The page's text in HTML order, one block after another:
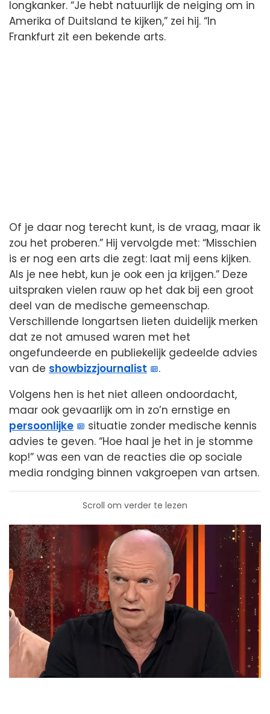
longkanker. “Je hebt natuurlijk de neiging om in
Amerika of Duitsland te kijken,” zei hij. “In
Frankfurt zit een bekende arts.
Of je daar nog terecht kunt, is de vraag, maar ik
zou het proberen.” Hij vervolgde met: “Misschien
is er nog een arts die zegt: laat mij eens kijken.
Als je nee hebt, kun je ook een ja krijgen.” Deze
uitspraken vielen rauw op het dak bij een groot
deel van de medische gemeenschap.
Verschillende longartsen lieten duidelijk merken
dat ze not amused waren met het
ongefundeerde en publiekelijk gedeelde advies
van de showbizzjournalist
.
Volgens hen is het niet alleen ondoordacht,
maar ook gevaarlijk om in zo’n ernstige en
persoonlijke
situatie zonder medische kennis
advies te geven. “Hoe haal je het in je stomme
kop!” was een van de reacties die op sociale
media rondging binnen vakgroepen van artsen.
Scroll om verder te lezen